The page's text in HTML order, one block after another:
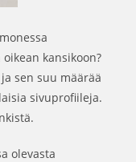
kansikoon?
sen suu määrää
sivuprofiileja.
olevasta